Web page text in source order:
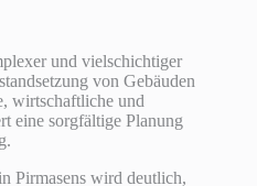
und vielschichtiger
von Gebäuden
wirtschaftliche und
eine sorgfältige Planung
Pirmasens wird deutlich,